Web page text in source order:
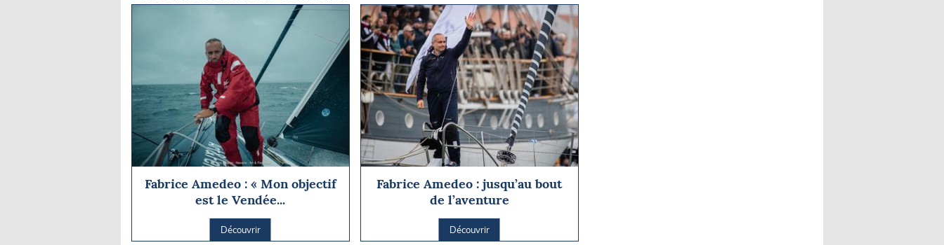
Fabrice Amedeo : « Mon objectif
est le Vendée...
Découvrir
Fabrice Amedeo : jusqu’au bout
de l’aventure
Découvrir